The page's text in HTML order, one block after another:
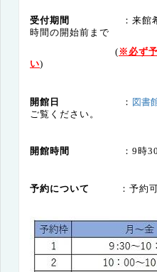
受付期間
：来館
時間の開始前まで
( ※必ず
い)
開館日 ： 図書
ご覧ください。
開館時間 ：9時
予約について ：予約